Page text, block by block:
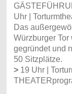
Uhr |
Das
Würzburger
gegründet und
50 Sitzplätze.
> 19 Uhr |